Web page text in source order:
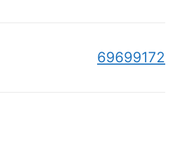
69699172